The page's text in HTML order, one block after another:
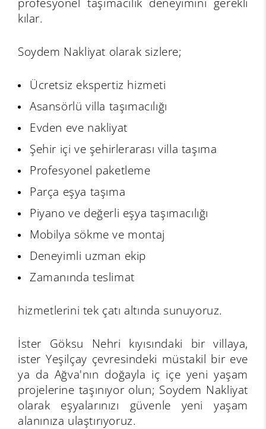
kılar.
Soydem Nakliyat olarak sizlere;
Ücretsiz ekspertiz hizmeti
Asansörlü villa taşımacılığı
Evden eve nakliyat
Şehir içi ve şehirlerarası villa taşıma
Profesyonel paketleme
Parça eşya taşıma
Piyano ve değerli eşya taşımacılığı
Mobilya sökme ve montaj
Deneyimli uzman ekip
Zamanında teslimat
hizmetlerini tek çatı altında sunuyoruz.
İster Göksu Nehri kıyısındaki bir villaya,
ister Yeşilçay çevresindeki müstakil bir eve
ya da Ağva'nın doğayla iç içe yeni yaşam
projelerine taşınıyor olun; Soydem Nakliyat
olarak eşyalarınızı güvenle yeni yaşam
alanınıza ulaştırıyoruz.